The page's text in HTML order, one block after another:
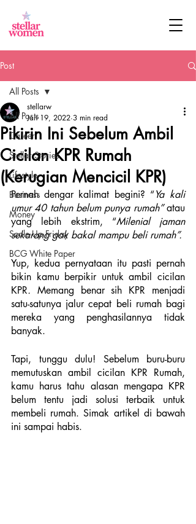
Post
All Posts
Career
Stellar Stories
Lifestyle
Business
Money
Scale Up Friday
BCG White Paper
All Posts
Pikirin Ini Sebelum Ambil
Cicilan KPR Rumah
(Kerugian Mencicil KPR)
stellarw
Jan 19, 2022 3 min read
Pernah dengar kalimat begini? “Ya kali
umur 40 tahun belum punya rumah” atau
yang lebih ekstrim, “Milenial jaman
sekarang gak bakal mampu beli rumah”.
Yup, kedua pernyataan itu pasti pernah
bikin kamu berpikir untuk ambil cicilan
KPR. Memang benar sih KPR menjadi
satu-satunya jalur cepat beli rumah bagi
mereka yang penghasilannya tidak
banyak.
Tapi, tunggu dulu! Sebelum buru-buru
memutuskan ambil cicilan KPR Rumah,
kamu harus tahu alasan mengapa KPR
belum tentu jadi solusi terbaik untuk
membeli rumah. Simak artikel di bawah
ini sampai habis.